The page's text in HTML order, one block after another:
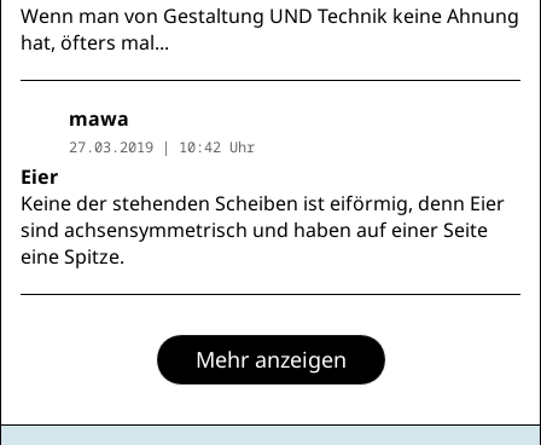
Wenn man von Gestaltung UND Technik keine Ahnung
hat, öfters mal...
mawa
27.03.2019 | 10:42 Uhr
Eier
Keine der stehenden Scheiben ist eiförmig, denn Eier
sind achsensymmetrisch und haben auf einer Seite
eine Spitze.
Mehr anzeigen